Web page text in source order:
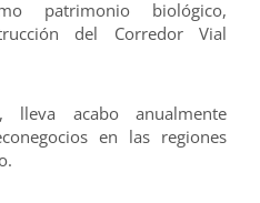
patrimonio biológico,
del Corredor Vial
lleva acabo anualmente
en las regiones